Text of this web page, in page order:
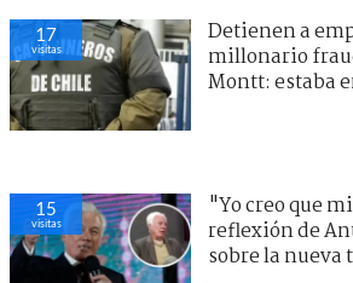
17
visitas
Detienen a
millonario
Montt: estaba
15
visitas
"Yo creo que
reflexión de
sobre la